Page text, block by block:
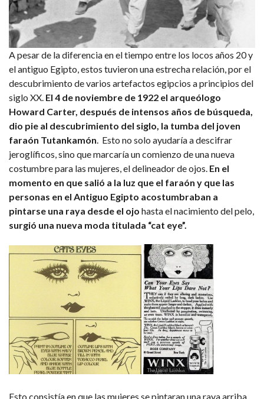
A pesar de la diferencia en el tiempo entre los locos años 20 y
el antiguo Egipto, estos tuvieron una estrecha relación, por el
descubrimiento de varios artefactos egipcios a principios del
siglo XX. El 4 de noviembre de 1922 el arqueólogo
Howard Carter, después de intensos años de búsqueda,
dio pie al descubrimiento del siglo, la tumba del joven
faraón Tutankamón. Esto no solo ayudaría a descifrar
jeroglíficos, sino que marcaría un comienzo de una nueva
costumbre para las mujeres, el delineador de ojos. En el
momento en que salió a la luz que el faraón y que las
personas en el Antiguo Egipto acostumbraban a
pintarse una raya desde el ojo hasta el nacimiento del pelo,
surgió una nueva moda titulada “cat eye”.
Esto consistía en que las mujeres se pintaran una raya arriba